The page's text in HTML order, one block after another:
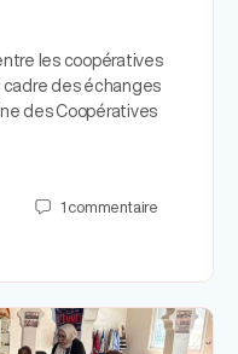
les coopératives
cadre des échanges
des Coopératives
1 commentaire